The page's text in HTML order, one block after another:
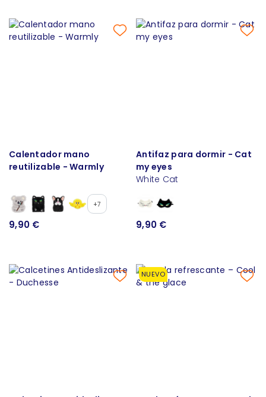
Calentador mano
reutilizable - Warmly
+7
9,90 €
Antifaz para dormir - Cat
my eyes
White Cat
9,90 €
NUEVO